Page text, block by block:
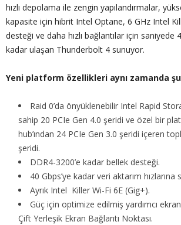
hızlı depolama ile zengin yapılandırmalar,
kapasite için hibrit Intel Optane, 6 GHz Intel
desteği ve daha hızlı bağlantılar için saniyede
kadar ulaşan Thunderbolt 4 sunuyor.
Yeni platform özellikleri aynı zamanda
Raid 0’da önyüklenebilir Intel Rapid
sahip 20 PCIe Gen 4.0 şeridi ve özel bir
hub’ından 24 PCIe Gen 3.0 şeridi içeren
şeridi.
DDR4-3200’e kadar bellek desteği.
40 Gbps’ye kadar veri aktarım
Ayrık Intel Killer Wi-Fi 6E (Gig+).
Güç için optimize edilmiş yardımcı
Çift Yerleşik Ekran Bağlantı Noktası.